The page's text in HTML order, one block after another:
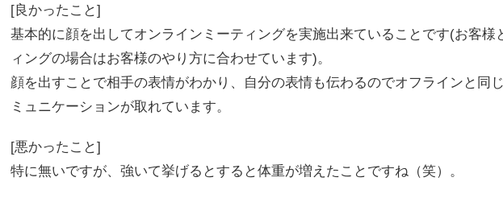
[良かったこと]
基本的に顔を出してオンラインミーティングを実施出来ていることです(お客様
ィングの場合はお客様のやり方に合わせています)。
顔を出すことで相手の表情がわかり、自分の表情も伝わるのでオフラインと同
ミュニケーションが取れています。
[悪かったこと]
特に無いですが、強いて挙げるとすると体重が増えたことですね（笑）。